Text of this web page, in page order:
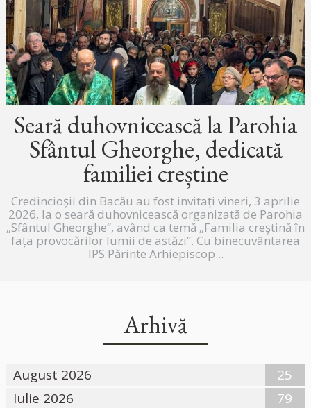
Seară duhovnicească la Parohia
Sfântul Gheorghe, dedicată
familiei creștine
Credincioșii din Bacău au fost invitați vineri, 3 aprilie
2026, la o seară duhovnicească organizată de Parohia
„Sfântul Gheorghe”, având ca temă „Familia creștină în
fața provocărilor lumii de astăzi”. Cu binecuvântarea
IPS Părinte Arhiepiscop...
Arhivă
August 2026
25
Iulie 2026
79